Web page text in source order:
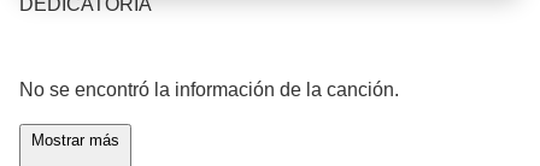
DEDICATORIA
No se encontró la información de la canción.